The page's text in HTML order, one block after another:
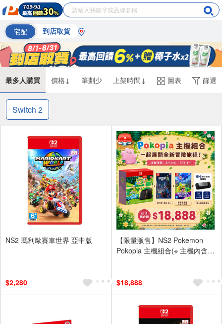
宅配 到店取貨
最多人購買 價格↓ 筆劃少 上架時間↓ 圖表 篩選
Switch 2
NS2 瑪利歐賽車世界 亞中版
$2,280
【限量販售】NS2 Pokemon
Pokopia 主機組合(※ 主機內含
$18,888